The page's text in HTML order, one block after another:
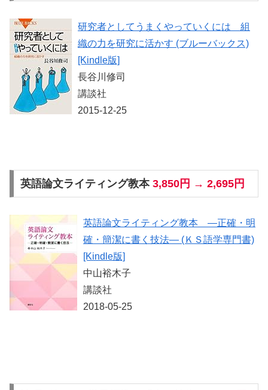
研究者としてうまくやっていくには 組
織の力を研究に活かす (ブルーバックス)
[Kindle版]
長谷川修司
講談社
2015-12-25
英語論文ライティング教本 3,850円 → 2,695円
英語論文ライティング教本 ―正確・明
確・簡潔に書く技法― (ＫＳ語学専門書)
[Kindle版]
中山裕木子
講談社
2018-05-25